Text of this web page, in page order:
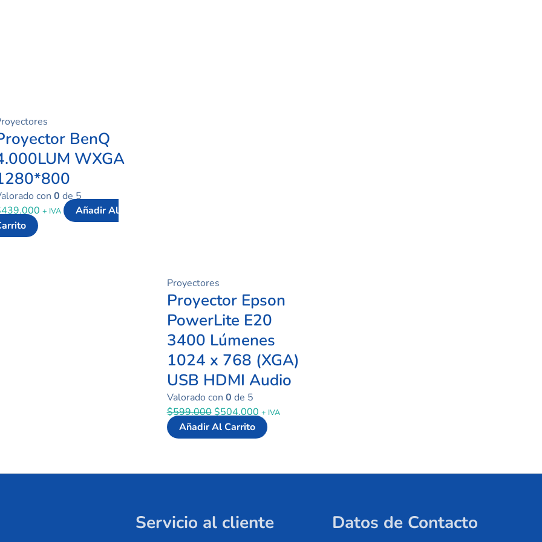
BenQ
WXGA
con 0 de 5
439.000 + IVA
Añadir Al
Proyectores
Proyector Epson
PowerLite E20
3400 Lúmenes
1024 x 768 (XGA)
USB HDMI Audio
Valorado con 0 de 5
$599.000$504.000 + IVA
Añadir Al Carrito
Servicio al cliente Datos de Contacto